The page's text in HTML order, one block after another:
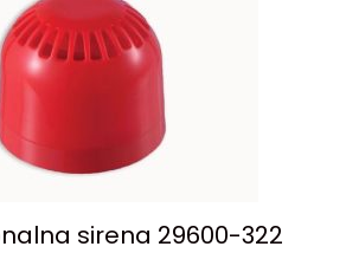
sirena 29600-322